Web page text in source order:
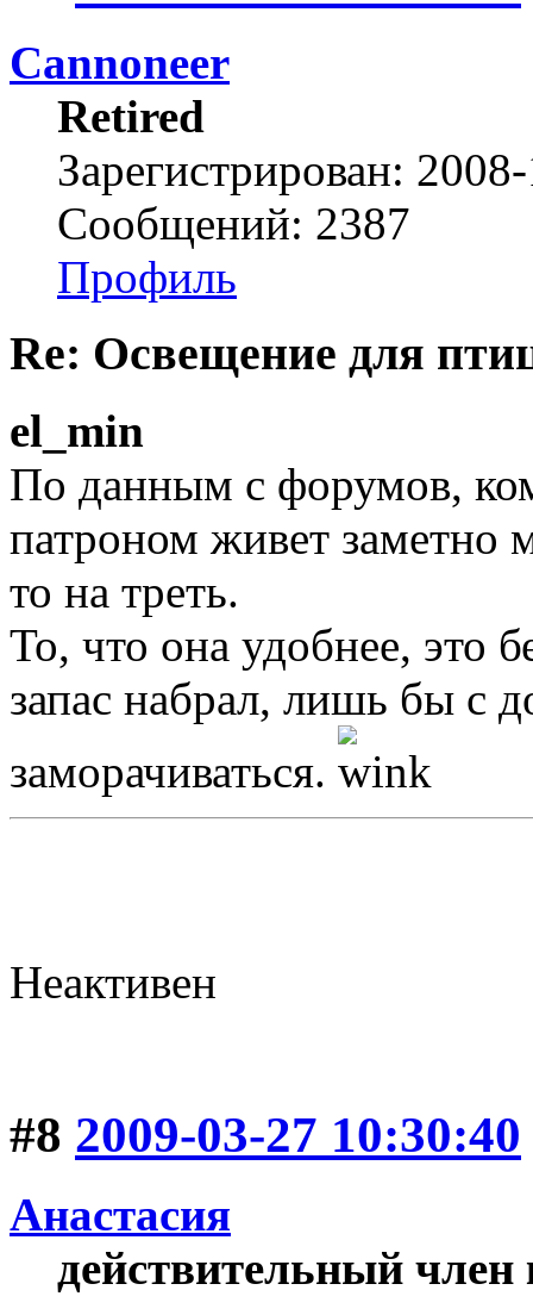
Cannoneer
Retired
Зарегистрирован:
Сообщений: 2387
Профиль
Re: Освещение для
el_min
По данным с форумов,
патроном живет
то на треть.
То, что она удобнее, это
запас набрал, лишь бы с
заморачиваться.
Неактивен
#8 2009-03-27 10:30:40
Анастасия
действительный член